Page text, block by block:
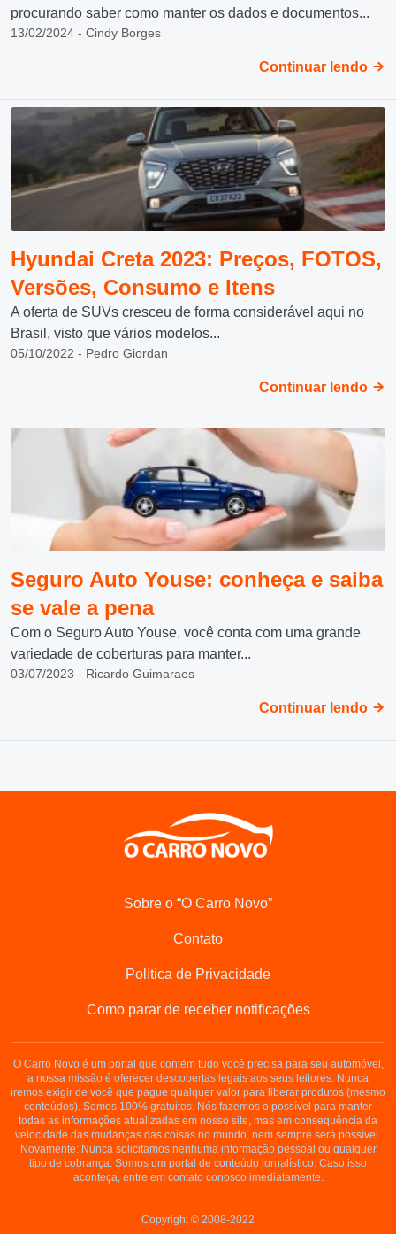
procurando saber como manter os dados e documentos...
13/02/2024 - Cindy Borges
Continuar lendo
Hyundai Creta 2023: Preços, FOTOS,
Versões, Consumo e Itens
A oferta de SUVs cresceu de forma considerável aqui no
Brasil, visto que vários modelos...
05/10/2022 - Pedro Giordan
Continuar lendo
Seguro Auto Youse: conheça e saiba
se vale a pena
Com o Seguro Auto Youse, você conta com uma grande
variedade de coberturas para manter...
03/07/2023 - Ricardo Guimaraes
Continuar lendo
Sobre o “O Carro Novo”
Contato
Política de Privacidade
Como parar de receber notificações
O Carro Novo é um portal que contém tudo você precisa para seu automóvel,
a nossa missão é oferecer descobertas legais aos seus leitores. Nunca
iremos exigir de você que pague qualquer valor para liberar produtos (mesmo
conteúdos). Somos 100% gratuitos. Nós fazemos o possível para manter
todas as informações atualizadas em nosso site, mas em consequência da
velocidade das mudanças das coisas no mundo, nem sempre será possível.
Novamente: Nunca solicitamos nenhuma informação pessoal ou qualquer
tipo de cobrança. Somos um portal de conteúdo jornalístico. Caso isso
aconteça, entre em contato conosco imediatamente.
Copyright © 2008-2022